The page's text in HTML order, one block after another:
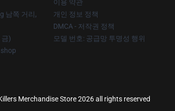
남쪽 거리,
금)
이용 약관
개인 정보 정책
DMCA - 저작권 정책
모델 번호: 공급망 투명성 행위
Merchandise Store 2026 all rights reserved